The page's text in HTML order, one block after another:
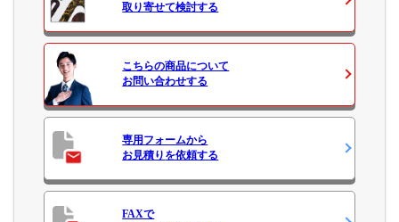
取り寄せて検討する
こちらの商品について
お問い合わせする
専用フォームから
お見積り を依頼する
FAXで